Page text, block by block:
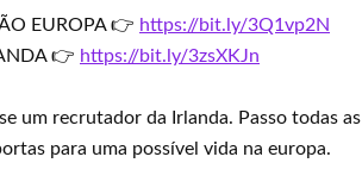
EUROPA 👉 https://bit.ly/3Q1vp2N
👉 https://bit.ly/3zsXKJn
um recrutador da Irlanda. Passo todas as
para uma possível vida na europa.